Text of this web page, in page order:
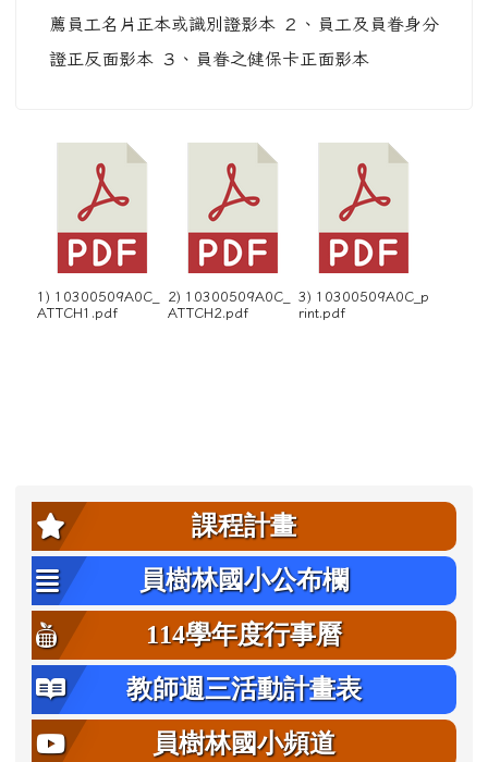
薦員工名片正本或識別證影本 ２、員工及員眷身分
證正反面影本 ３、員眷之健保卡正面影本
1) 10300509A0C_
ATTCH1.pdf
2) 10300509A0C_
ATTCH2.pdf
3) 10300509A0C_p
rint.pdf
左邊區域內容
課程計畫
員樹林國小公布欄
114學年度行事曆
教師週三活動計畫表
員樹林國小頻道